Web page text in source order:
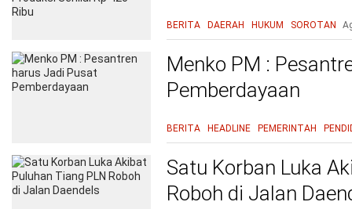
BERITA DAERAH HUKUM SOROTAN
Menko PM :
Pemberdayaan
BERITA HEADLINE PEMERINTAH
Satu Korban Luka
Roboh di Jalan